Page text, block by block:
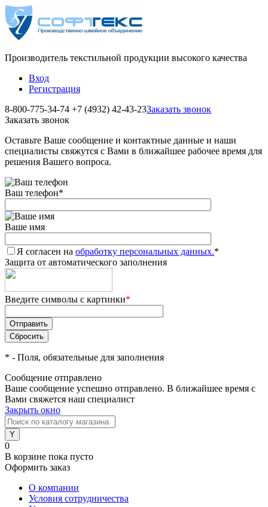
Производитель текстильной продукции высокого качества
Вход
Регистрация
8-800-775-34-74 +7 (4932) 42-43-23Заказать звонок
Заказать звонок
Оставьте Ваше сообщение и контактные данные и наши
специалисты свяжутся с Вами в ближайшее рабочее время для
решения Вашего вопроса.
Ваш телефон*
Ваше имя
Я согласен на обработку персональных данных.*
Защита от автоматического заполнения
Введите символы с картинки*
* - Поля, обязательные для заполнения
Сообщение отправлено
Ваше сообщение успешно отправлено. В ближайшее время с
Вами свяжется наш специалист
Закрыть окно
0
В корзине пока пусто
Оформить заказ
О компании
Условия сотрудничества